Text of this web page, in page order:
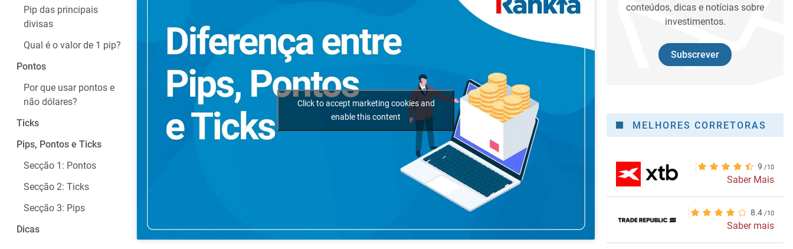
Pip das principais
divisas
Qual é o valor de 1 pip?
Pontos
Por que usar pontos e
não dólares?
Ticks
Pips, Pontos e Ticks
Secção 1: Pontos
Secção 2: Ticks
Secção 3: Pips
Dicas
Click to accept marketing cookies and
enable this content
conteúdos, dicas e notícias sobre
investimentos.
Subscrever
MELHORES CORRETORAS
9
Saber Mais
8.4
Saber mais